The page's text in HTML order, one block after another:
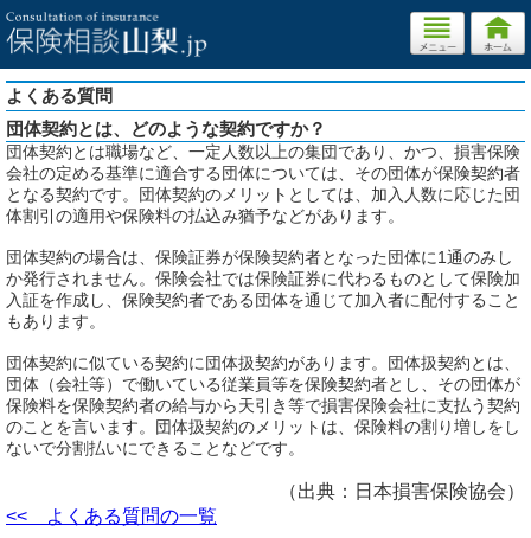
よくある質問
団体契約とは、どのような契約ですか？
団体契約とは職場など、一定人数以上の集団であり、かつ、損害保険
会社の定める基準に適合する団体については、その団体が保険契約者
となる契約です。団体契約のメリットとしては、加入人数に応じた団
体割引の適用や保険料の払込み猶予などがあります。
団体契約の場合は、保険証券が保険契約者となった団体に1通のみし
か発行されません。保険会社では保険証券に代わるものとして保険加
入証を作成し、保険契約者である団体を通じて加入者に配付すること
もあります。
団体契約に似ている契約に団体扱契約があります。団体扱契約とは、
団体（会社等）で働いている従業員等を保険契約者とし、その団体が
保険料を保険契約者の給与から天引き等で損害保険会社に支払う契約
のことを言います。団体扱契約のメリットは、保険料の割り増しをし
ないで分割払いにできることなどです。
（出典：日本損害保険協会）
<< よくある質問の一覧